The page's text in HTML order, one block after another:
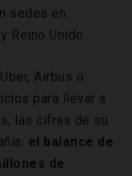
sedes en
Reino Unido.
Airbus o
para llevar a
las cifras de su
el balance de
de